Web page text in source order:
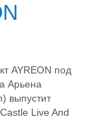
AYREON под
Арьена
выпустит
Live And